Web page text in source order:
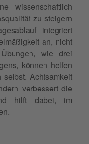
wissenschaftlich
zu steigern
integriert
an, nicht
wie drei
können helfen
Achtsamkeit
verbessert die
hilft dabei, im